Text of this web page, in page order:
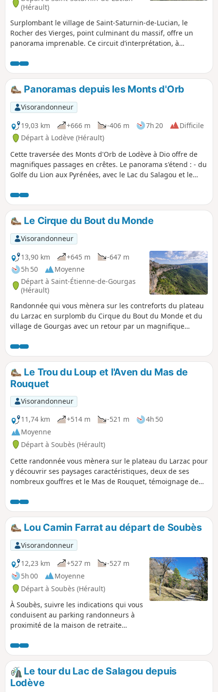
(Hérault)
Surplombant le village de Saint-Saturnin-de-Lucian, le
Rocher des Vierges, point culminant du massif, offre un
panorama imprenable. Ce circuit d’interprétation, à
mesure de ce site unique d’un point de vue géologique,
historique et culturel.
Panoramas depuis les Monts d'Orb
Visorandonneur
19,03 km
+666 m -406 m 7h 20
Difficile
Départ à Lodève (Hérault)
Cette traversée des Monts d'Orb de Lodève à Dio offre de
magnifiques passages en crêtes. Le panorama s'étend : - du
Golfe du Lion aux Pyrénées, avec le Lac du Salagou et le
d’Orb, la Montagne de l'Espinouse et les falaises du Plateau
du Caroux à l'Ouest, - sur le Plateau de l'Escandorgue au
Nord. À mi-parcours, on pénètre dans le Parc Naturel
Régional du Haut-Languedoc. Puis, on traverse des ruffes
de couleur pourpre.
Le Cirque du Bout du Monde
Visorandonneur
13,90 km
+645 m
-647 m
5h 50
Moyenne
Départ à Saint-Étienne-de-Gourgas
(Hérault)
Randonnée qui vous mènera sur les contreforts du plateau
du Larzac en surplomb du Cirque du Bout du Monde et du
village de Gourgas avec un retour par un magnifique
Moulins 34184 Montpellier signale un problème sur cette
randonnée (20 novembre 2025). Petite alerte temporaire sur
cette proposition de circuit ! Un effondrement assez
conséquent a eu lieu début novembre 2025 dans les
falaises du Cirque du Bout du Monde.Le tracé décrit dans
cette fiche Visorando n'est plus praticable en sécurité dans
les mois à venir...Malgré tout, le tracé du PR® officiel reste
ouvert, car il n'a pas été impacté par l'éboulement.Pour
votre sécurité, et le confort de tous, merci de privilégier
l'itinéraire officiel, disponible sur notre web Bonnes randos
à tous ! Gilles et Théo Pôle Tourisme de Nature & Espaces
Protégés
Le Trou du Loup et l'Aven du Mas de
Rouquet
Visorandonneur
11,74 km
+514 m -521 m
4h 50
Moyenne
Départ à Soubès (Hérault)
Cette randonnée vous mènera sur le plateau du Larzac pour
y découvrir ses paysages caractéristiques, deux de ses
nombreux gouffres et le Mas de Rouquet, témoignage de
Lou Camin Farrat au départ de Soubès
Visorandonneur
12,23 km
+527 m
-527 m
5h 00
Moyenne
Départ à Soubès (Hérault)
À Soubès, suivre les indications qui vous
conduisent au parking randonneurs à
proximité de la maison de retraite
de suivre le balisage Jaune en passant
par le sentier botanique puis l'ancienne
route du sel qui permet d'atteindre les
contreforts du Larzac. Cette balade offre
une vue imprenable sur le Cirque du
Le tour du Lac de Salagou depuis
Lodève